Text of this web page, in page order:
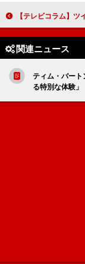
【テレビコラム】ツイッターで見る注目アニメ
関連ニュース
ティム・バー
る特別な体験」